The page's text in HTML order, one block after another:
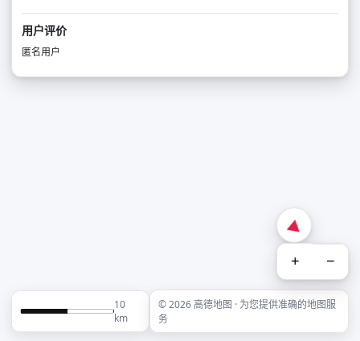
用户评价
匿名用户
+ −
10
km
© 2026 高德地图 · 为您提供准确的地图服
务